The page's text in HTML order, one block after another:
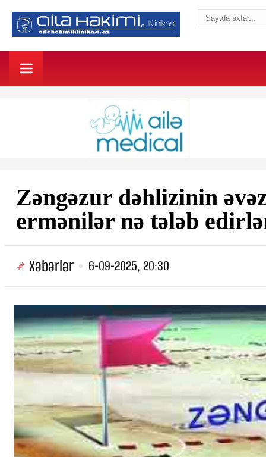
Zəngəzur dəhlizinin
ermənilər nə tələb
Xəbərlər 6-09-2025, 20:30